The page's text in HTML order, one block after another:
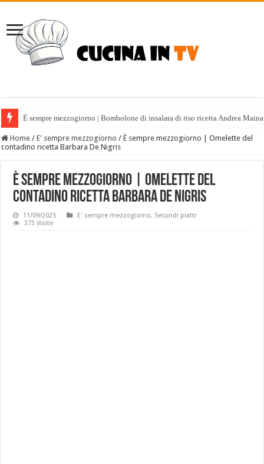
È sempre mezzogiorno | Bombolone di insalata di riso ricetta Andrea
Home / E' sempre mezzogiorno / È sempre mezzogiorno | Omelette del
contadino ricetta Barbara De Nigris
È sempre mezzogiorno | Omelette del
contadino ricetta Barbara De Nigris
11/09/2025 E' sempre mezzogiorno, Secondi piatti
373 Visite